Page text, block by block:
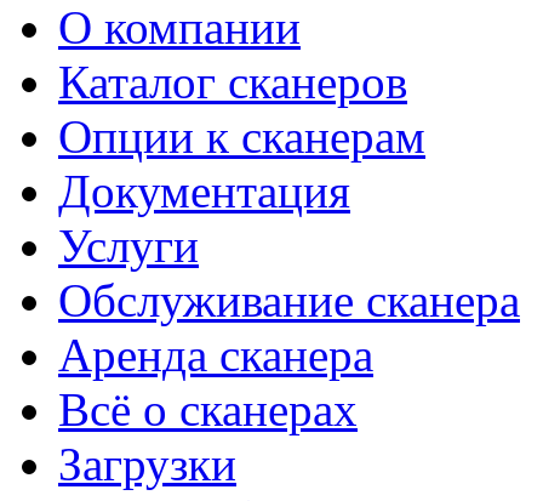
О компании
Каталог сканеров
Опции к сканерам
Документация
Услуги
Обслуживание сканера
Аренда сканера
Всё о сканерах
Загрузки